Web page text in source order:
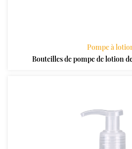
Pompe à
Bouteilles de pompe de lotion